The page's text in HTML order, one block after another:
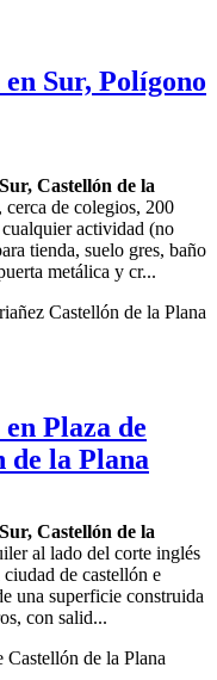
Sur, Polígono
Castellón de la
de colegios, 200
actividad (no
tienda, suelo gres, baño
metálica y cr...
Plaza de
de la Plana
Castellón de la
al lado del corte inglés
de castellón e
una superficie construida
con salid...